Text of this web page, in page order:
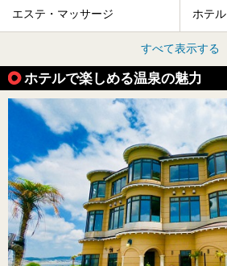
エステ・マッサージ ホテル
すべて表示する
ホテルで楽しめる温泉の魅力